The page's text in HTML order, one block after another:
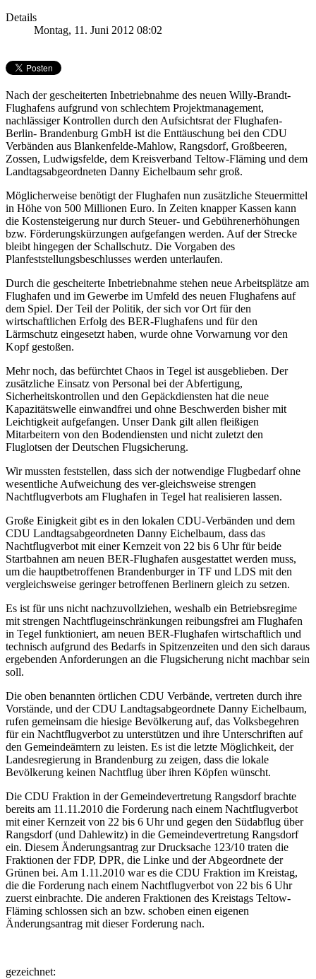
Details
Montag, 11. Juni 2012 08:02
Nach der gescheiterten Inbetriebnahme des neuen Willy-Brandt-
Flughafens aufgrund von schlechtem Projektmanagement,
nachlässiger Kontrollen durch den Aufsichtsrat der Flughafen-
Berlin- Brandenburg GmbH ist die Enttäuschung bei den CDU
Verbänden aus Blankenfelde-Mahlow, Rangsdorf, Großbeeren,
Zossen, Ludwigsfelde, dem Kreisverband Teltow-Fläming und dem
Landtagsabgeordneten Danny Eichelbaum sehr groß.
Möglicherweise benötigt der Flughafen nun zusätzliche Steuermittel
in Höhe von 500 Millionen Euro. In Zeiten knapper Kassen kann
die Kostensteigerung nur durch Steuer- und Gebührenerhöhungen
bzw. Förderungskürzungen aufgefangen werden. Auf der Strecke
bleibt hingegen der Schallschutz. Die Vorgaben des
Planfeststellungsbeschlusses werden unterlaufen.
Durch die gescheiterte Inbetriebnahme stehen neue Arbeitsplätze am
Flughafen und im Gewerbe im Umfeld des neuen Flughafens auf
dem Spiel. Der Teil der Politik, der sich vor Ort für den
wirtschaftlichen Erfolg des BER-Flughafens und für den
Lärmschutz eingesetzt haben, wurde ohne Vorwarnung vor den
Kopf gestoßen.
Mehr noch, das befürchtet Chaos in Tegel ist ausgeblieben. Der
zusätzliche Einsatz von Personal bei der Abfertigung,
Sicherheitskontrollen und den Gepäckdiensten hat die neue
Kapazitätswelle einwandfrei und ohne Beschwerden bisher mit
Leichtigkeit aufgefangen. Unser Dank gilt allen fleißigen
Mitarbeitern von den Bodendiensten und nicht zuletzt den
Fluglotsen der Deutschen Flugsicherung.
Wir mussten feststellen, dass sich der notwendige Flugbedarf ohne
wesentliche Aufweichung des ver-gleichsweise strengen
Nachtflugverbots am Flughafen in Tegel hat realisieren lassen.
Große Einigkeit gibt es in den lokalen CDU-Verbänden und dem
CDU Landtagsabgeordneten Danny Eichelbaum, dass das
Nachtflugverbot mit einer Kernzeit von 22 bis 6 Uhr für beide
Startbahnen am neuen BER-Flughafen ausgestattet werden muss,
um die hauptbetroffenen Brandenburger in TF und LDS mit den
vergleichsweise geringer betroffenen Berlinern gleich zu setzen.
Es ist für uns nicht nachzuvollziehen, weshalb ein Betriebsregime
mit strengen Nachtflugeinschränkungen reibungsfrei am Flughafen
in Tegel funktioniert, am neuen BER-Flughafen wirtschaftlich und
technisch aufgrund des Bedarfs in Spitzenzeiten und den sich daraus
ergebenden Anforderungen an die Flugsicherung nicht machbar sein
soll.
Die oben benannten örtlichen CDU Verbände, vertreten durch ihre
Vorstände, und der CDU Landtagsabgeordnete Danny Eichelbaum,
rufen gemeinsam die hiesige Bevölkerung auf, das Volksbegehren
für ein Nachtflugverbot zu unterstützen und ihre Unterschriften auf
den Gemeindeämtern zu leisten. Es ist die letzte Möglichkeit, der
Landesregierung in Brandenburg zu zeigen, dass die lokale
Bevölkerung keinen Nachtflug über ihren Köpfen wünscht.
Die CDU Fraktion in der Gemeindevertretung Rangsdorf brachte
bereits am 11.11.2010 die Forderung nach einem Nachtflugverbot
mit einer Kernzeit von 22 bis 6 Uhr und gegen den Südabflug über
Rangsdorf (und Dahlewitz) in die Gemeindevertretung Rangsdorf
ein. Diesem Änderungsantrag zur Drucksache 123/10 traten die
Fraktionen der FDP, DPR, die Linke und der Abgeordnete der
Grünen bei. Am 1.11.2010 war es die CDU Fraktion im Kreistag,
die die Forderung nach einem Nachtflugverbot von 22 bis 6 Uhr
zuerst einbrachte. Die anderen Fraktionen des Kreistags Teltow-
Fläming schlossen sich an bzw. schoben einen eigenen
Änderungsantrag mit dieser Forderung nach.
gezeichnet: